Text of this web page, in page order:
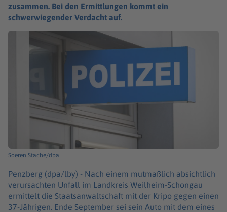
zusammen. Bei den Ermittlungen kommt ein
schwerwiegender Verdacht auf.
Soeren Stache/dpa
Penzberg (dpa/lby) - Nach einem mutmaßlich absichtlich
verursachten Unfall im Landkreis Weilheim-Schongau
ermittelt die Staatsanwaltschaft mit der Kripo gegen einen
37-Jährigen. Ende September sei sein Auto mit dem eines